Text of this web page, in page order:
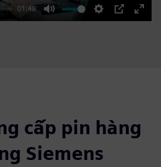
01:48
Mute Settings
PIP
Enter
cấp pin hàng
Siemens